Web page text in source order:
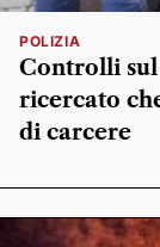
POLIZIA
Controlli
ricercato
di carcere